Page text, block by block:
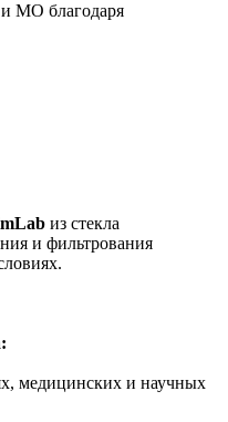
МО благодаря
из стекла
и фильтрования
медицинских и научных